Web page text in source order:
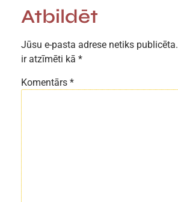
Atbildēt
Jūsu e-pasta adrese netiks publicēta.
ir atzīmēti kā *
Komentārs *